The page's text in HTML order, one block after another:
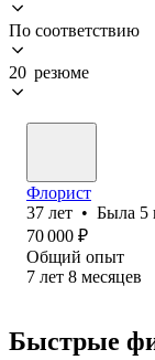
По соответствию
20 резюме
Флорист
37 лет • Была 5
70 000 ₽
Общий опыт
7 лет 8 месяцев
Быстрые